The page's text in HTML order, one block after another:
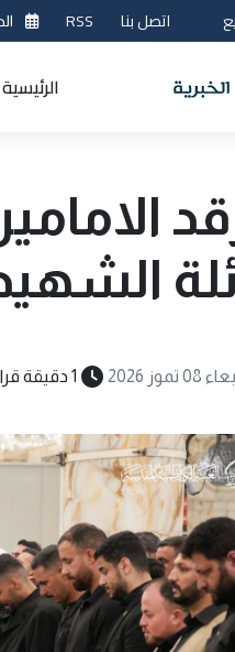
اتصل بنا RSS
الرئيسية
تموز 2026 1 دقيقة قراءة